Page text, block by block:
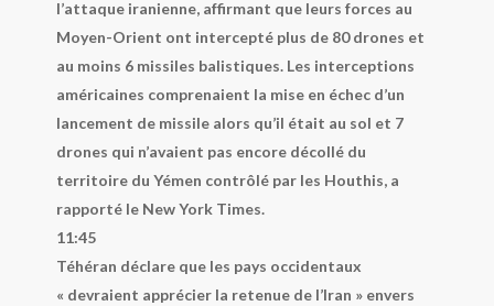
l’attaque iranienne, affirmant que leurs forces au
Moyen-Orient ont intercepté plus de 80 drones et
au moins 6 missiles balistiques. Les interceptions
américaines comprenaient la mise en échec d’un
lancement de missile alors qu’il était au sol et 7
drones qui n’avaient pas encore décollé du
territoire du Yémen contrôlé par les Houthis, a
rapporté le New York Times.
11:45
Téhéran déclare que les pays occidentaux
« devraient apprécier la retenue de l’Iran » envers